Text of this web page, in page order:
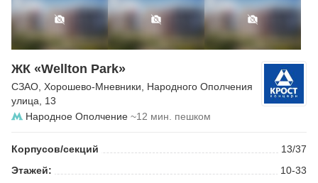
ЖК «Wellton Park»
СЗАО Хорошево-Мневники
Народного Ополчения
улица , 13
Народное Ополчение ~12 мин. пешком
Корпусов/секций
13/37
Этажей:
10-33